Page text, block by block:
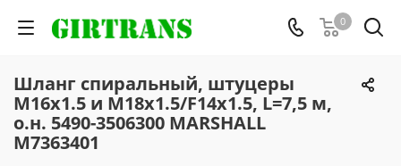
0
Шланг спиральный, штуцеры
M16x1.5 и M18x1.5/F14x1.5, L=7,5 м,
о.н. 5490-3506300 MARSHALL
M7363401